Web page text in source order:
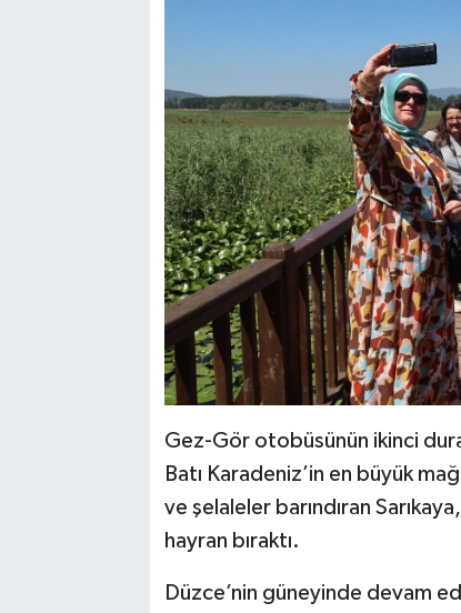
Gez-Gör otobüsünün ikinci
Batı Karadeniz’in en büyük
ve şelaleler barındıran
hayran bıraktı.
Düzce’nin güneyinde devam